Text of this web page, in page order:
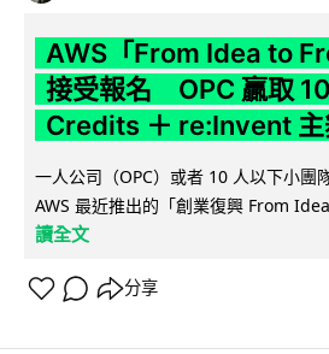
AWS「From Idea to
接受報名 OPC 贏取
Credits ＋ re:Invent 主
一人公司（OPC）或者 10 人以下小團
AWS 最近推出的「創業復興 From
讀全文
分享